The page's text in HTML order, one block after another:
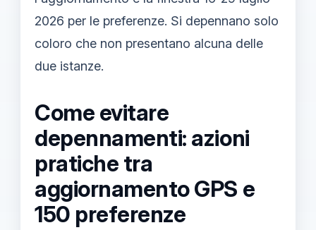
2026 per le preferenze. Si depennano solo
coloro che non presentano alcuna delle
due istanze.
Come evitare
depennamenti: azioni
pratiche tra
aggiornamento GPS e
150 preferenze